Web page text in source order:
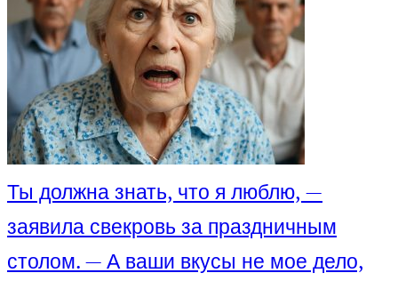
Ты должна знать, что я люблю, —
заявила свекровь за праздничным
столом. — А ваши вкусы не мое дело,